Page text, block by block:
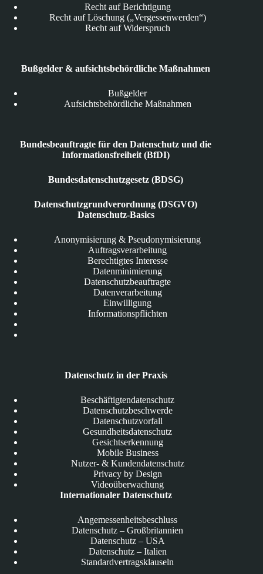
Recht auf Berichtigung
Recht auf Löschung („Vergessenwerden“)
Recht auf Widerspruch
Bußgelder & aufsichtsbehördliche Maßnahmen
Bußgelder
Aufsichtsbehördliche Maßnahmen
Bundesbeauftragte für den Datenschutz und die
Informationsfreiheit (BfDI)
Bundesdatenschutzgesetz (BDSG)
Datenschutzgrundverordnung (DSGVO)
Datenschutz-Basics
Anonymisierung & Pseudonymisierung
Auftragsverarbeitung
Berechtigtes Interesse
Datenminimierung
Datenschutzbeauftragte
Datenverarbeitung
Einwilligung
Informationspflichten
Datenschutz in der Praxis
Beschäftigtendatenschutz
Datenschutzbeschwerde
Datenschutzvorfall
Gesundheitsdatenschutz
Gesichtserkennung
Mobile Business
Nutzer- & Kundendatenschutz
Privacy by Design
Videoüberwachung
Internationaler Datenschutz
Angemessenheitsbeschluss
Datenschutz – Großbritannien
Datenschutz – USA
Datenschutz – Italien
Standardvertragsklauseln